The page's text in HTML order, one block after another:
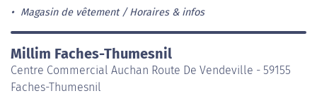
Magasin de vêtement Horaires & infos
Millim Faches-Thumesnil
Centre Commercial Auchan Route De Vendeville - 59155
Faches-Thumesnil